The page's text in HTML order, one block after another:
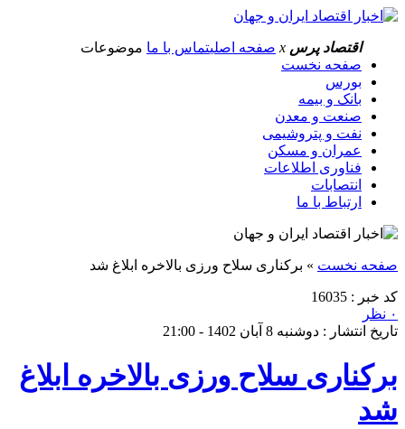
اقتصاد پرس x صفحه اصلیتماس با ما موضوعات
صفحه نخست
بورس
بانک و بیمه
صنعت و معدن
نفت و پتروشیمی
عمران و مسکن
فناوری اطلاعات
انتصابات
ارتباط با ما
صفحه نخست » برکناری سلاح ورزی بالاخره ابلاغ شد
کد خبر : 16035
۰ نظر
تاریخ انتشار : دوشنبه 8 آبان 1402 - 21:00
برکناری سلاح ورزی بالاخره ابلاغ
شد